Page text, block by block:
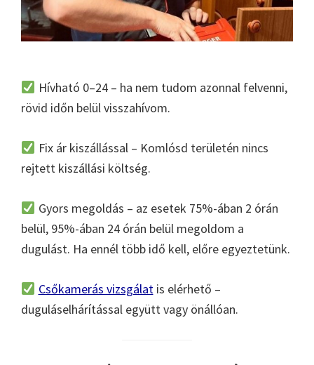
Hívható 0–24 – ha nem tudom azonnal felvenni,
rövid időn belül visszahívom.
Fix ár kiszállással – Komlósd területén nincs
rejtett kiszállási költség.
Gyors megoldás – az esetek 75%-ában 2 órán
belül, 95%-ában 24 órán belül megoldom a
dugulást. Ha ennél több idő kell, előre egyeztetünk.
Csőkamerás vizsgálatis elérhető –
duguláselhárítással együtt vagy önállóan.